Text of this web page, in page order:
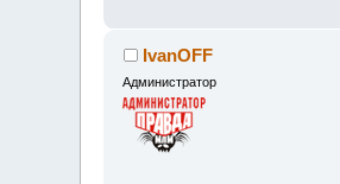
IvanOFF
Администратор